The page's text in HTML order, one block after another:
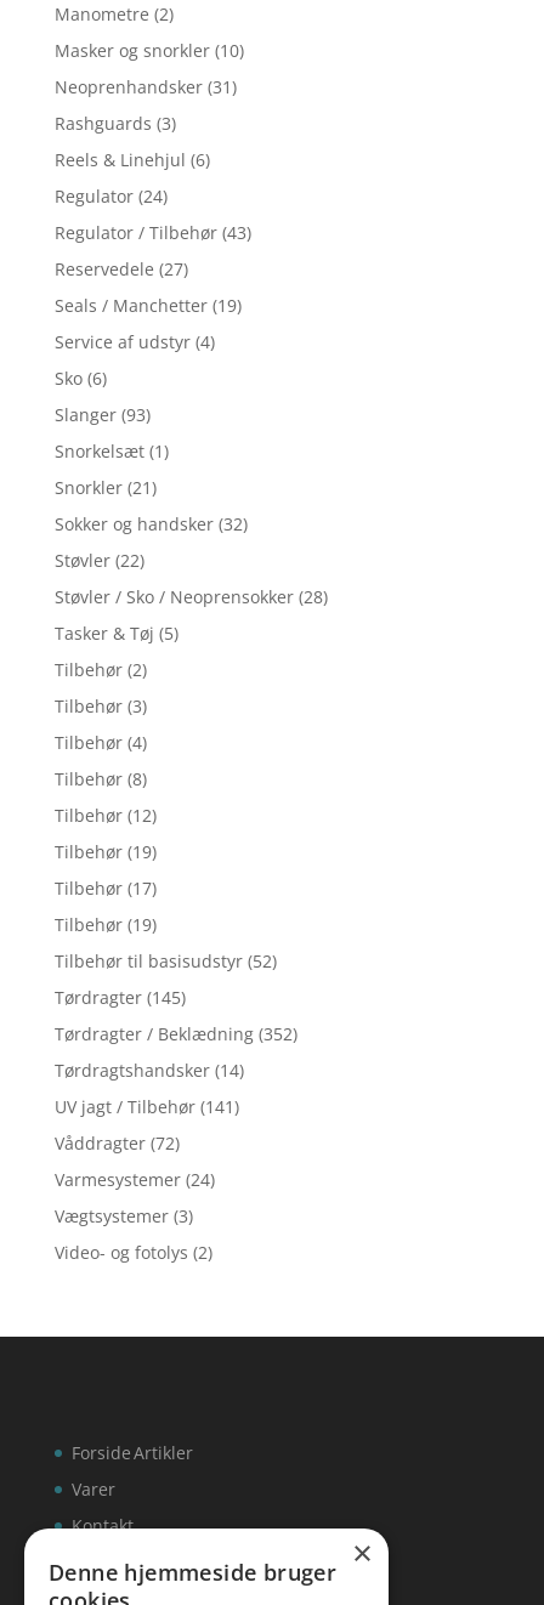
Manometre (2)
Masker og snorkler (10)
Neoprenhandsker (31)
Rashguards (3)
Reels & Linehjul (6)
Regulator (24)
Regulator / Tilbehør (43)
Reservedele (27)
Seals / Manchetter (19)
Service af udstyr (4)
Sko (6)
Slanger (93)
Snorkelsæt (1)
Snorkler (21)
Sokker og handsker (32)
Støvler (22)
Støvler / Sko / Neoprensokker (28)
Tasker & Tøj (5)
Tilbehør (2)
Tilbehør (3)
Tilbehør (4)
Tilbehør (8)
Tilbehør (12)
Tilbehør (19)
Tilbehør (17)
Tilbehør (19)
Tilbehør til basisudstyr (52)
Tørdragter (145)
Tørdragter / Beklædning (352)
Tørdragtshandsker (14)
UV jagt / Tilbehør (141)
Våddragter (72)
Varmesystemer (24)
Vægtsystemer (3)
Video- og fotolys (2)
Forside
Varer
Kontakt
Artikler
×
Denne hjemmeside bruger